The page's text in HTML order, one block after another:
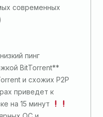
современных
пинг
BitTorrent**
и схожих P2P
приведет к
на 15 минут